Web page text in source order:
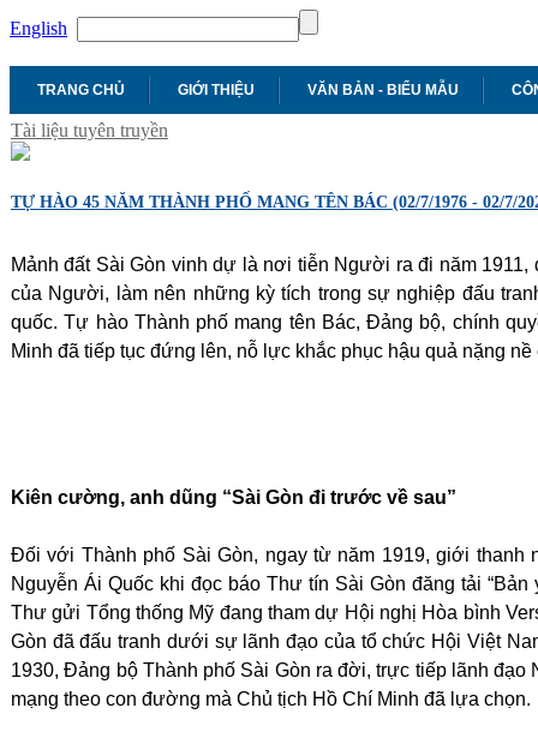
English
TRANG CHỦ GIỚI THIỆU VĂN BẢN - BIỂU MẪU
Tài liệu tuyên truyền
TỰ HÀO 45 NĂM THÀNH PHỐ MANG TÊN BÁC (02/7/1976 - 02/7/
Mảnh đất Sài Gòn vinh dự là nơi tiễn Người ra đi năm
của Người, làm nên những kỳ tích trong sự nghiệp đấu
quốc. Tự hào Thành phố mang tên Bác, Đảng bộ, chính
Minh đã tiếp tục đứng lên, nỗ lực khắc phục hậu quả nặng nề
Kiên cường, anh dũng “Sài Gòn đi trước về sau”
Đối với Thành phố Sài Gòn, ngay từ năm 1919, giới thanh
Nguyễn Ái Quốc khi đọc báo Thư tín Sài Gòn đăng tải “Bản
Thư gửi Tổng thống Mỹ đang tham dự Hội nghị Hòa bình
Gòn đã đấu tranh dưới sự lãnh đạo của tổ chức Hội Việt
1930, Đảng bộ Thành phố Sài Gòn ra đời, trực tiếp lãnh đạo
mạng theo con đường mà Chủ tịch Hồ Chí Minh đã lựa chọn.